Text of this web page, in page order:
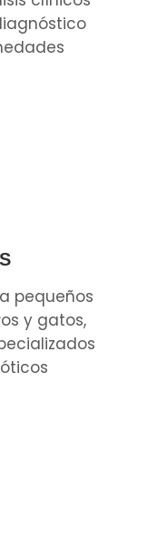
pequeños
y gatos,